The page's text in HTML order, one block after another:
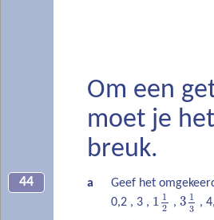
Om een
moet je
breuk.
44 a
Geef het
0,2 , 3 , 1 1
2
, 3 1
3 ,